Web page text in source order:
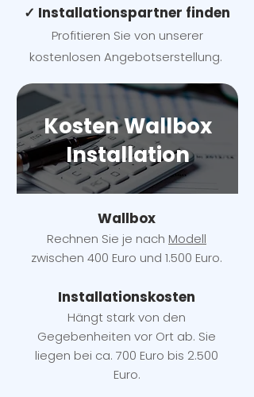
✓ Installationspartner finden
Profitieren Sie von unserer
kostenlosen Angebotserstellung.
Kosten Wallbox
Installation
Wallbox
Rechnen Sie je nach Modell
zwischen 400 Euro und 1.500 Euro.
Installationskosten
Hängt stark von den
Gegebenheiten vor Ort ab. Sie
liegen bei ca. 700 Euro bis 2.500
Euro.